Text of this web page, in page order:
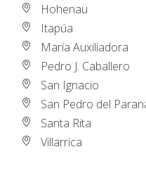
Hohenau
Itapúa
María Auxiliadora
Pedro J. Caballero
San Ignacio
San Pedro del
Santa Rita
Villarrica